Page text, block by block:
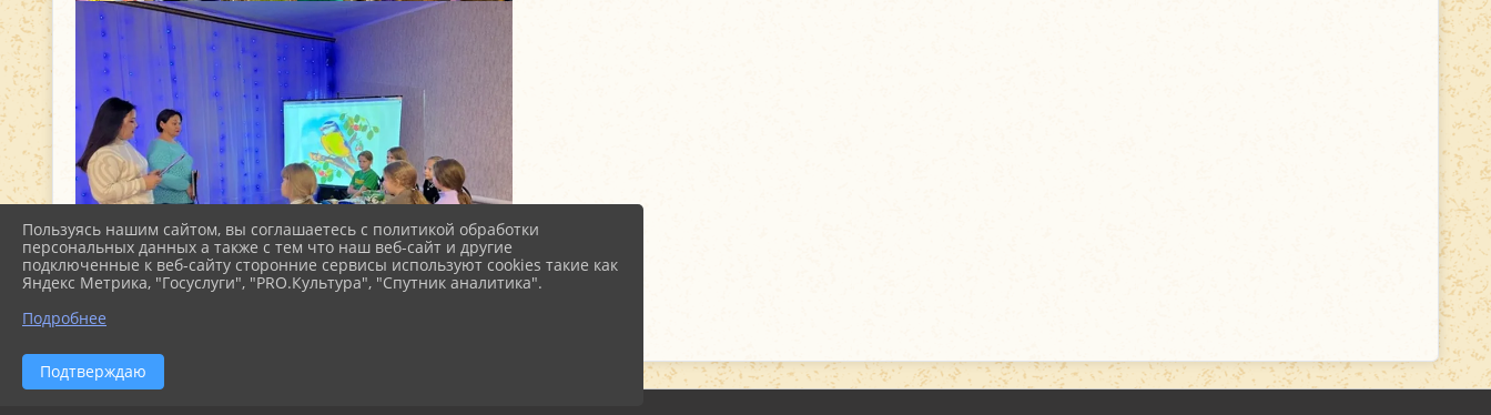
Пользуясь нашим сайтом, вы соглашаетесь с политикой обработки
персональных данных а также с тем что наш веб-сайт и другие
подключенные к веб-сайту сторонние сервисы используют cookies такие как
Яндекс Метрика, "Госуслуги", "PRO.Культура", "Спутник аналитика".
Подробнее
Подтверждаю